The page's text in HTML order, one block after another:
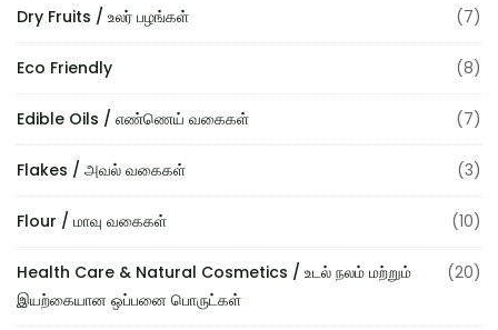
Dry Fruits / உலர் பழங்கள் (7)
Eco Friendly (8)
Edible Oils / எண்ணெய் வகைகள் (7)
Flakes / அவல் வகைகள் (3)
Flour / மாவு வகைகள் (10)
Health Care & Natural Cosmetics / உடல் நலம் மற்றும்
இயற்கையான ஒப்பனை பொருட்கள்
(20)